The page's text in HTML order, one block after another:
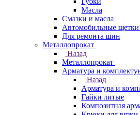
Масла
Смазки и масла
Автомобильные щетки
Для ремонта шин
Металлопрокат
Назад
Металлопрокат
Арматура и
Назад
Арматура и
Гайки литые
Композитная